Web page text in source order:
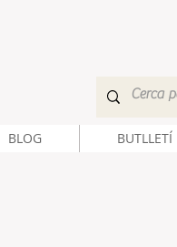
BLOG BUTLLETÍ